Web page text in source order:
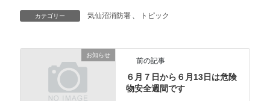
カテゴリー 気仙沼消防署 トピック
お知らせ
前の記事
６月７日から６月13日は危険
物安全週間です